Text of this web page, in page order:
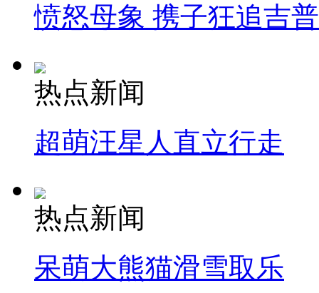
愤怒母象 携子狂追吉
热点新闻
超萌汪星人直立行走
热点新闻
呆萌大熊猫滑雪取乐